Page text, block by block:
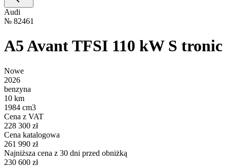
Audi
№ 82461
A5 Avant TFSI 110 kW S tronic
Nowe
2026
benzyna
10 km
1984 cm3
Cena z VAT
228 300 zł
Cena katalogowa
261 990 zł
Najniższa cena z 30 dni przed obniżką
230 600 zł